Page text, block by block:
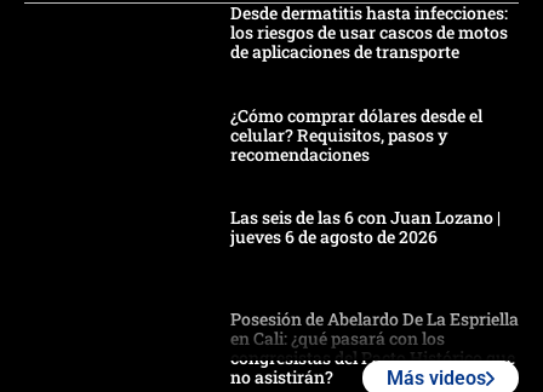
Desde dermatitis hasta infecciones:
los riesgos de usar cascos de motos
de aplicaciones de transporte
¿Cómo comprar dólares desde el
celular? Requisitos, pasos y
recomendaciones
Las seis de las 6 con Juan Lozano |
jueves 6 de agosto de 2026
Posesión de Abelardo De La Espriella
en Cali: ¿qué pasará con los
congresistas del Pacto Histórico que
no asistirán?
Más videos